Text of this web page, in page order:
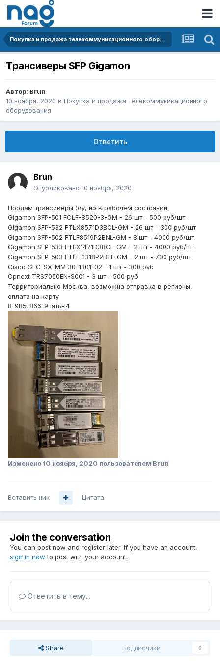
Покупка и продажа телекоммуникационного оборудования
Трансиверы SFP Gigamon
Автор: Brun
10 ноября, 2020 в Покупка и продажа телекоммуникационного
оборудования
Ответить
Brun
Опубликовано 10 ноября, 2020
Продам трансиверы б/у, но в рабочем состоянии:
Gigamon SFP-501 FCLF-8520-3-GM - 26 шт - 500 руб/шт
Gigamon SFP-532 FTLX8571D3BCL-GM - 26 шт - 300 руб/шт
Gigamon SFP-502 FTLF8519P2BNL-GM - 8 шт - 4000 руб/шт
Gigamon SFP-533 FTLX1471D3BCL-GM - 2 шт - 4000 руб/шт
Gigamon SFP-503 FTLF-1318P2BTL-GM - 2 шт - 700 руб/шт
Cisco GLC-SX-MM 30-1301-02 - 1 шт - 300 руб
Opnext TRS7050EN-S001 - 3 шт - 500 руб
Территориально Москва, возможна отправка в регионы,
оплата на карту
8-985-866-9пять-l4
Изменено 10 ноября, 2020 пользователем Brun
Вставить ник Цитата
Join the conversation
You can post now and register later. If you have an account,
sign in now to post with your account.
Ответить в тему...
Share Подписчики 0